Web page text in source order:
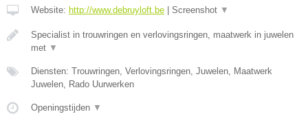
Website: http://www.debruyloft.be Screenshot ▼
Specialist in trouwringen en verlovingsringen, maatwerk in juwelen
met ▼
Diensten: Trouwringen, Verlovingsringen, Juwelen, Maatwerk
Juwelen, Rado Uurwerken
Openingstijden ▼